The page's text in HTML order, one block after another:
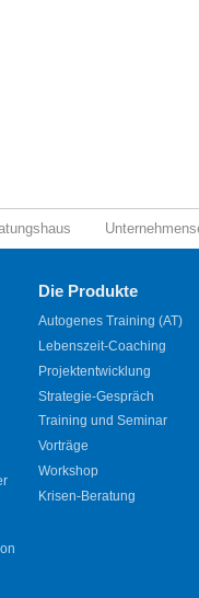
Die Produkte
Autogenes Training (AT)
Lebenszeit-Coaching
Projektentwicklung
Strategie-Gespräch
Training und Seminar
Vorträge
Workshop
Krisen-Beratung